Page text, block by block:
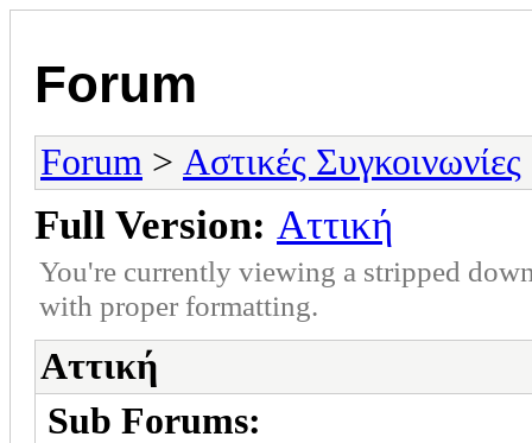
Forum
Forum > Αστικές Συγκοινωνίες
Full Version: Αττική
You're currently viewing a stripped
with proper formatting.
Αττική
Sub Forums: